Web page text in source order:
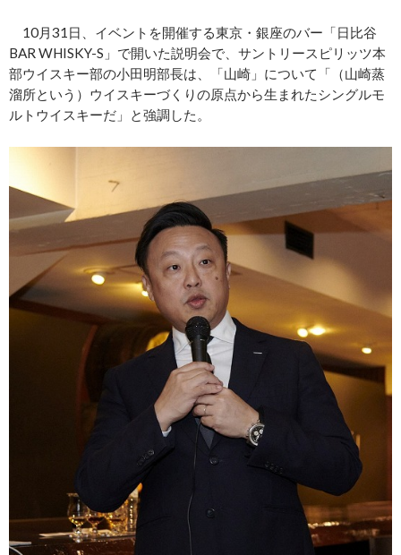
10月31日、イベントを開催する東京・銀座のバー「日比谷
BAR WHISKY-S」で開いた説明会で、サントリースピリッツ本
部ウイスキー部の小田明部長は、「山崎」について「（山崎蒸
溜所という）ウイスキーづくりの原点から生まれたシングルモ
ルトウイスキーだ」と強調した。